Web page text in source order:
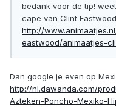
bedank voor de tip!
cape van Clint
http://
eastwood/animaatjes-
Dan google je even op
http://nl.dawanda.com/
Azteken-Poncho-Mexiko-